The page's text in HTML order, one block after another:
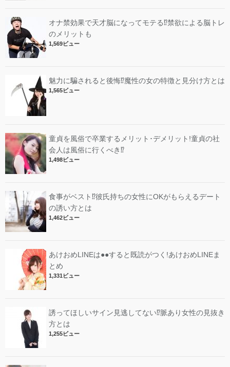
オナ禁効果で天才脳になってモテる⁉︎禁欲による脳トレ
のメリットも
1,569ビュー
魅力に騙されると後悔⁉︎魔性の女の特徴と見分け方とは
1,565ビュー
童貞を風俗で卒業するメリット･デメリット!︎童貞の社
会人は風俗に行くべき⁉︎
1,498ビュー
食事がベスト⁉︎彼氏持ちの女性にOKがもらえるデート
の誘い方とは
1,462ビュー
あけおめLINEは●●すると既読がつく!あけおめLINEま
とめ
1,331ビュー
誘ってほしいサイン見逃してない⁉︎脈あり女性の見抜き
方とは
1,255ビュー